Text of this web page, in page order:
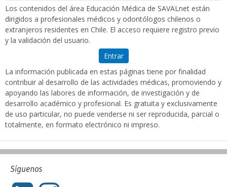
Los contenidos del área Educación Médica de SAVALnet están
dirigidos a profesionales médicos y odontólogos chilenos o
extranjeros residentes en Chile. El acceso requiere registro previo
y la validación del usuario.
Entrar
La información publicada en estas páginas tiene por finalidad
contribuir al desarrollo de las actividades médicas, promoviendo y
apoyando las labores de información, de investigación y de
desarrollo académico y profesional. Es gratuita y exclusivamente
de uso particular, no puede venderse ni ser reproducida, parcial o
totalmente, en formato electrónico ni impreso.
Síguenos